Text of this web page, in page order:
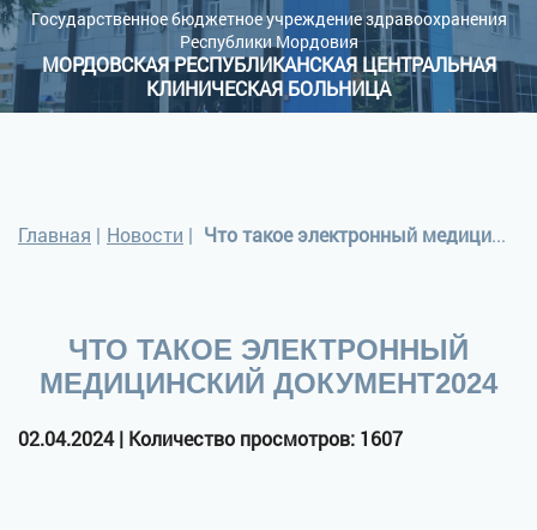
Государственное бюджетное учреждение здравоохранения
Республики Мордовия
МОРДОВСКАЯ РЕСПУБЛИКАНСКАЯ ЦЕНТРАЛЬНАЯ
КЛИНИЧЕСКАЯ БОЛЬНИЦА
Главная | Новости | Что такое электронный медицинский документ2024
ЧТО ТАКОЕ ЭЛЕКТРОННЫЙ
МЕДИЦИНСКИЙ ДОКУМЕНТ2024
02.04.2024 | Количество просмотров: 1607